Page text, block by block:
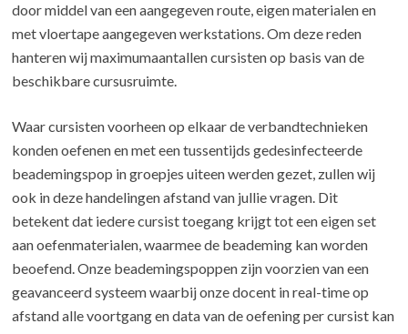
door middel van een aangegeven route, eigen materialen en
met vloertape aangegeven werkstations. Om deze reden
hanteren wij maximumaantallen cursisten op basis van de
beschikbare cursusruimte.
Waar cursisten voorheen op elkaar de verbandtechnieken
konden oefenen en met een tussentijds gedesinfecteerde
beademingspop in groepjes uiteen werden gezet, zullen wij
ook in deze handelingen afstand van jullie vragen. Dit
betekent dat iedere cursist toegang krijgt tot een eigen set
aan oefenmaterialen, waarmee de beademing kan worden
beoefend. Onze beademingspoppen zijn voorzien van een
geavanceerd systeem waarbij onze docent in real-time op
afstand alle voortgang en data van de oefening per cursist kan